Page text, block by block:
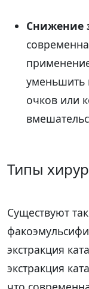
Снижение
уменьшить
очков или
Типы
Существуют
экстракция
экстракция